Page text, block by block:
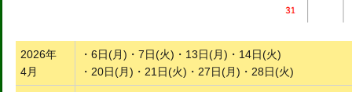
2026年
4月
・6日(月)・7日(火)・13日(月)・14日(火)
・20日(月)・21日(火)・27日(月)・28日(火)